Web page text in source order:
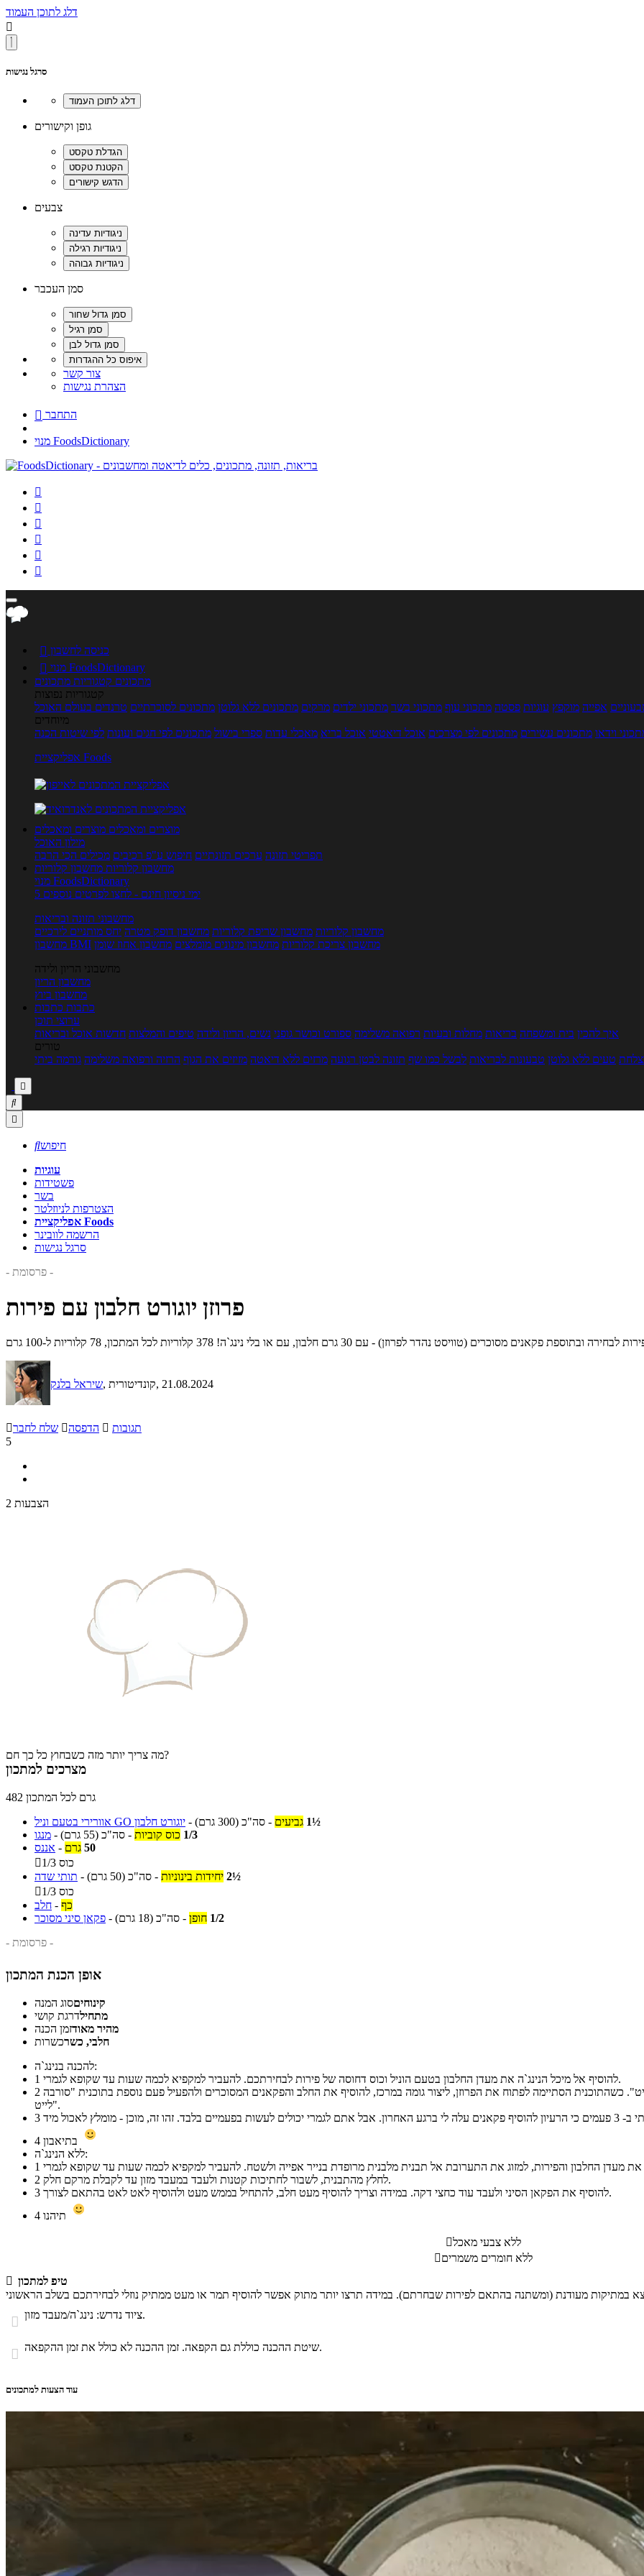
דלג לתוכן העמוד

סרגל נגישות
גופן וקישורים
צבעים
סמן העכבר
צור קשר
הצהרת נגישות
 התחבר
מנוי FoodsDictionary






 כניסה לחשבון

מנוי FoodsDictionary
מתכונים קטגוריות מתכונים
קטגוריות נפוצות
אפייה מוקפץ עוגיות פסטה מתכוני עוף מתכוני בשר מתכוני ילדים מרקים מתכונים ללא גלוטן מתכונים לסוכרתיים טרנדים בעולם האוכל
מיוחדים
וידאו מתכונים עשירים מתכונים לפי מצרכים אוכל דיאטטי אוכל בריא מאכלי עדות ספרי בישול מתכונים לפי חגים ועונות לפי שיטות הכנה
אפליקציית Foods
מוצרים ומאכלים מוצרים ומאכלים
מילון האוכל
תפריטי תזונה ערכים תזונתיים חיפוש ע"פ רכיבים מכילים הכי הרבה
מחשבון קלוריות מחשבון קלוריות
מנוי FoodsDictionary
5 ימי ניסיון חינם - לחצו לפרטים נוספים
מחשבוני תזונה ובריאות
מחשבון קלוריות מחשבון שריפת קלוריות מחשבון דופק מטרה יחס מותניים לירכיים
מחשבון BMI
מחשבון צריכת קלוריות מחשבון מינונים מומלצים מחשבון אחוז שומן
מחשבוני הריון ולידה
מחשבון הריון
מחשבון ביוץ
כתבות כתבות
ערוצי תוכן
איך להכין בית ומשפחה בריאות מחלות ובעיות רפואה משלימה ספורט וכושר גופני נשים, הריון ולידה טיפים והמלצות חדשות אוכל ובריאות
טורים
טעים ללא גלוטן טבעונות לבריאות לבשל כמו שף תזונה לבטן רגועה מרזים ללא דיאטה מזיזים את הגוף הרזיה ורפואה משלימה גורמה ביתי



חיפוש
עוגיות
פשטידות
בשר
הצטרפות לניוזלטר
אפליקציית Foods
הרשמה לוובינר
סרגל נגישות
- פרסומת -
פרוזן יוגורט חלבון עם פירות
פקאנים מסוכרים (טוויסט נהדר לפרוזן) - עם 30 גרם חלבון, עם או בלי נינג`ה! 378 קלוריות לכל המתכון, 78 קלוריות ל-100 גרם
שיראל בלנק , קונדיטורית, 21.08.2024
שלח לחבר הדפסה  תגובות
5
2 הצבעות
מה צריך יותר מזה כשבחוץ כל כך חם?
מצרכים למתכון
482 גרם לכל המתכון
יוגורט חלבון GO אוורירי בטעם וניל - 1½ גביעים - סה"כ (300 גרם)
מנגו - 1/3 כוס קוביות - סה"כ (55 גרם)
אננס - 50 גרם

1/3 כוס
תותי שדה - 2½ יחידות בינוניות - סה"כ (50 גרם)

1/3 כוס
חלב - כף
פקאן סיני מסוכר - 1/2 חופן - סה"כ (18 גרם)
- פרסומת -
אופן הכנת המתכון
קינוחיםסוג המנה
מתחילדרגת קושי
מהיר מאודזמן הכנה
חלבי, כשרכשרות
להכנה בנינג`ה:
1
להוסיף אל מיכל הנינג`ה את מעדן החלבון בטעם הוניל וכוס דחוסה של פירות לבחירתכם. להעביר למקפיא לכמה שעות עד שקופא לגמרי.
2
לייט".
3
4
ללא הנינג`ה:
1
2
לחלץ מהתבנית, לשבור לחתיכות קטנות ולעבד במעבד מזון עד לקבלת מרקם חלק.
3
להוסיף את הפקאן הסיני ולעבד עוד כחצי דקה. במידה וצריך להוסיף מעט חלב, להתחיל בממש מעט ולהוסיף לאט לאט בהתאם לצורך.
4
ללא צבעי מאכל
ללא חומרים משמרים
 טיפ למתכון
 ציוד נדרש: נינג`ה/מעבד מזון.
 שיטת ההכנה כוללת גם הקפאה. זמן ההכנה לא כולל את זמן ההקפאה.
עוד הצעות למתכונים